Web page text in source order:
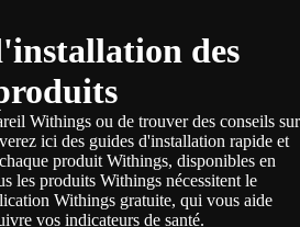
des
Withings ou de trouver des conseils sur
ici des guides d'installation rapide et
produit Withings, disponibles en
les produits Withings nécessitent le
Withings gratuite, qui vous aide
vos indicateurs de santé.